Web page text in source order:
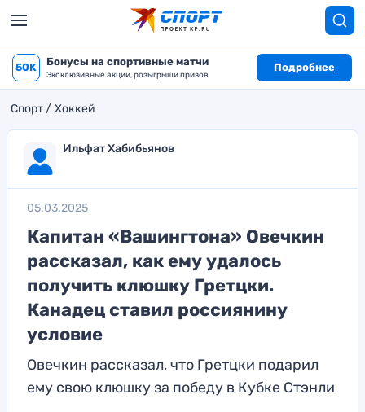
50K Бонусы на спортивные матчи
Эксклюзивные акции, розыгрыши призов
Подробнее
Спорт Хоккей
Ильфат Хабибьянов
05.03.2025
Капитан «Вашингтона» Овечкин
рассказал, как ему удалось
получить клюшку Гретцки.
Канадец ставил россиянину
условие
Овечкин рассказал, что Гретцки подарил
ему свою клюшку за победу в Кубке Стэнли